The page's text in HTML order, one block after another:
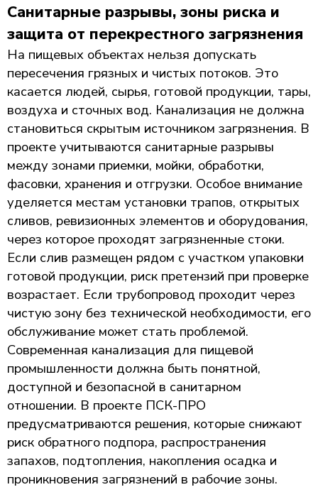
Санитарные разрывы, зоны риска и
защита от перекрестного загрязнения
На пищевых объектах нельзя допускать
пересечения грязных и чистых потоков. Это
касается людей, сырья, готовой продукции, тары,
воздуха и сточных вод. Канализация не должна
становиться скрытым источником загрязнения. В
проекте учитываются санитарные разрывы
между зонами приемки, мойки, обработки,
фасовки, хранения и отгрузки. Особое внимание
уделяется местам установки трапов, открытых
сливов, ревизионных элементов и оборудования,
через которое проходят загрязненные стоки.
Если слив размещен рядом с участком упаковки
готовой продукции, риск претензий при проверке
возрастает. Если трубопровод проходит через
чистую зону без технической необходимости, его
обслуживание может стать проблемой.
Современная канализация для пищевой
промышленности должна быть понятной,
доступной и безопасной в санитарном
отношении. В проекте ПСК-ПРО
предусматриваются решения, которые снижают
риск обратного подпора, распространения
запахов, подтопления, накопления осадка и
проникновения загрязнений в рабочие зоны.